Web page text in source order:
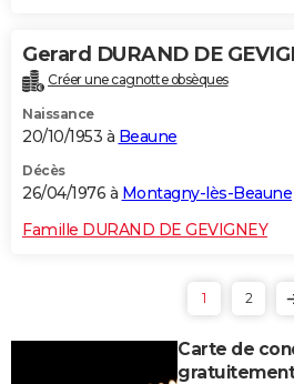
Gerard DURAND DE
Créer une cagnotte obsèques
Naissance
20/10/1953 à Beaune
Décès
26/04/1976 à Montagny-lès-Beaune
Famille DURAND DE GEVIGNEY
1 2
Carte de